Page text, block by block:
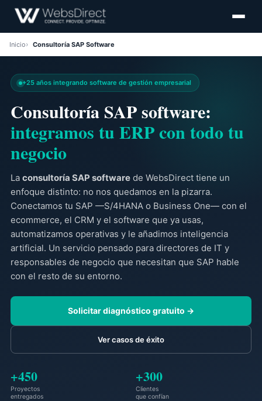
Inicio Consultoría SAP Software
+25 años integrando software de gestión empresarial
Consultoría SAP software:
integramos tu ERP con todo tu
negocio
La consultoría SAP software de WebsDirect tiene un
enfoque distinto: no nos quedamos en la pizarra.
Conectamos tu SAP —S/4HANA o Business One— con el
ecommerce, el CRM y el software que ya usas,
automatizamos operativas y le añadimos inteligencia
artificial. Un servicio pensado para directores de IT y
responsables de negocio que necesitan que SAP hable
con el resto de su entorno.
Solicitar diagnóstico gratuito →
Ver casos de éxito
+450
Proyectos
entregados
+300
Clientes
que confían